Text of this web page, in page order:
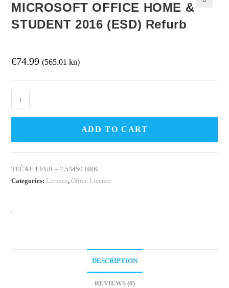
MICROSOFT OFFICE HOME &
STUDENT 2016 (ESD) Refurb
€74.99 (565.01 kn)
ADD TO CART
TEČAJ: 1 EUR = 7,53450 HRK
Categories: Licence,Office Licence
DESCRIPTION
REVIEWS (0)